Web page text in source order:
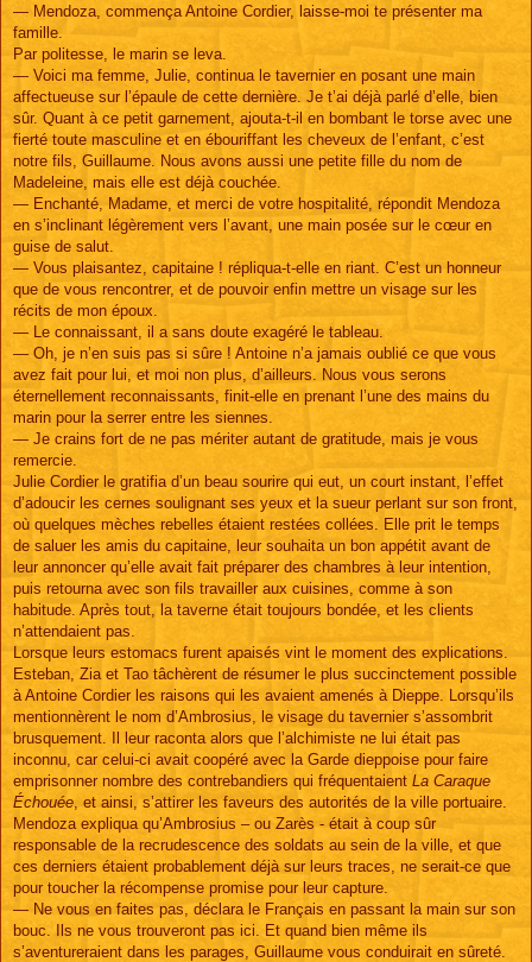
— Mendoza, commença Antoine Cordier, laisse-moi te présenter ma
famille.
Par politesse, le marin se leva.
— Voici ma femme, Julie, continua le tavernier en posant une main
affectueuse sur l’épaule de cette dernière. Je t’ai déjà parlé d’elle, bien
sûr. Quant à ce petit garnement, ajouta-t-il en bombant le torse avec une
fierté toute masculine et en ébouriffant les cheveux de l’enfant, c’est
notre fils, Guillaume. Nous avons aussi une petite fille du nom de
Madeleine, mais elle est déjà couchée.
— Enchanté, Madame, et merci de votre hospitalité, répondit Mendoza
en s’inclinant légèrement vers l’avant, une main posée sur le cœur en
guise de salut.
— Vous plaisantez, capitaine ! répliqua-t-elle en riant. C’est un honneur
que de vous rencontrer, et de pouvoir enfin mettre un visage sur les
récits de mon époux.
— Le connaissant, il a sans doute exagéré le tableau.
— Oh, je n’en suis pas si sûre ! Antoine n’a jamais oublié ce que vous
avez fait pour lui, et moi non plus, d’ailleurs. Nous vous serons
éternellement reconnaissants, finit-elle en prenant l’une des mains du
marin pour la serrer entre les siennes.
— Je crains fort de ne pas mériter autant de gratitude, mais je vous
remercie.
Julie Cordier le gratifia d’un beau sourire qui eut, un court instant, l’effet
d’adoucir les cernes soulignant ses yeux et la sueur perlant sur son front,
où quelques mèches rebelles étaient restées collées. Elle prit le temps
de saluer les amis du capitaine, leur souhaita un bon appétit avant de
leur annoncer qu’elle avait fait préparer des chambres à leur intention,
puis retourna avec son fils travailler aux cuisines, comme à son
habitude. Après tout, la taverne était toujours bondée, et les clients
n’attendaient pas.
Lorsque leurs estomacs furent apaisés vint le moment des explications.
Esteban, Zia et Tao tâchèrent de résumer le plus succinctement possible
à Antoine Cordier les raisons qui les avaient amenés à Dieppe. Lorsqu’ils
mentionnèrent le nom d’Ambrosius, le visage du tavernier s’assombrit
brusquement. Il leur raconta alors que l’alchimiste ne lui était pas
inconnu, car celui-ci avait coopéré avec la Garde dieppoise pour faire
emprisonner nombre des contrebandiers qui fréquentaient La Caraque
Échouée , et ainsi, s’attirer les faveurs des autorités de la ville portuaire.
Mendoza expliqua qu’Ambrosius – ou Zarès - était à coup sûr
responsable de la recrudescence des soldats au sein de la ville, et que
ces derniers étaient probablement déjà sur leurs traces, ne serait-ce que
pour toucher la récompense promise pour leur capture.
— Ne vous en faites pas, déclara le Français en passant la main sur son
bouc. Ils ne vous trouveront pas ici. Et quand bien même ils
s’aventureraient dans les parages, Guillaume vous conduirait en sûreté.